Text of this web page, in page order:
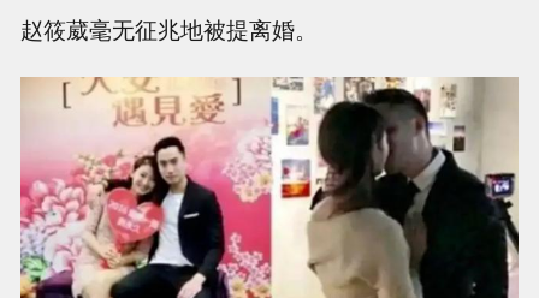
赵筱葳毫无征兆地被提离婚。